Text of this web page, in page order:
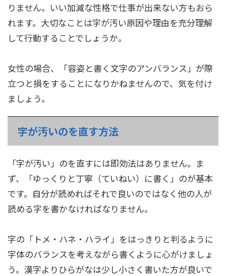
りません。いい加減な性格で仕事が出来ない方もおら
れます。大切なことは字が汚い原因や理由を充分理解
して行動することでしょうか。
女性の場合、「容姿と書く文字のアンバランス」が際
立つと損をすることになりかねませんので、気を付け
ましょう。
字が汚いのを直す方法
「字が汚い」のを直すには即効法はありません。ま
ず、「ゆっくりと丁寧（ていねい）に書く」のが基本
です。自分が読めればそれで良いのではなく他の人が
読める字を書かなければなりません。
字の「トメ・ハネ・ハライ」をはっきりと判るように
字体のバランスを考えながら書くように心がけましょ
う。漢字よりひらがなは少し小さく書いた方が良いで